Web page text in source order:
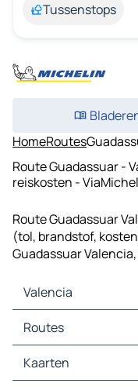
Tussenstops
HomeRoutes
Route Guadassuar -
reiskosten -
Route Guadassuar
(tol, brandstof,
Guadassuar
Valencia
Valencia Kaarten
Valencia Verkeer
Valencia Hotels
Valencia Restaurants
Routes
Routes Valencia -
Routes Valencia -
Kaarten